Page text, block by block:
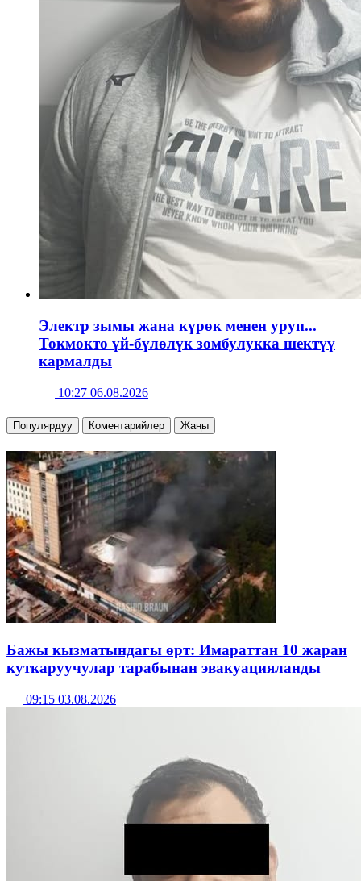
Электр зымы жана күрөк менен уруп...
Токмокто үй-бүлөлүк зомбулукка шектүү
кармалды
10:27 06.08.2026
Популярдуу Коментарийлер Жаңы
Бажы кызматындагы өрт: Имараттан 10 жаран
куткаруучулар тарабынан эвакуацияланды
09:15 03.08.2026